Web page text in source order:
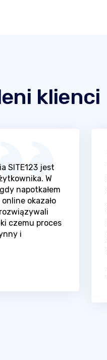
klienci
SITE123 jest
W
napotkałem
okazało
czemu proces
i